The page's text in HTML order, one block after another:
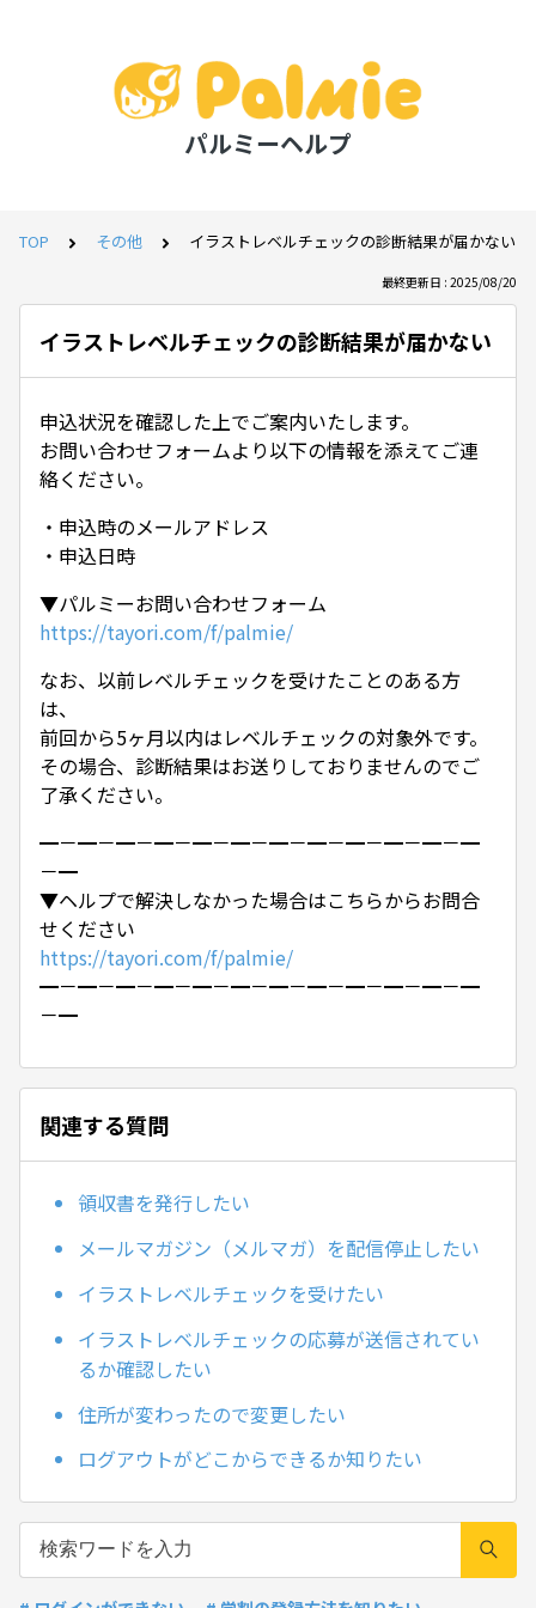
パルミーヘルプ
TOP その他 イラストレベルチェックの診断結果が届かない
最終更新日 : 2025/08/20
イラストレベルチェックの診断結果が届かない
申込状況を確認した上でご案内いたします。
お問い合わせフォームより以下の情報を添えてご連
絡ください。
・申込時のメールアドレス
・申込日時
▼パルミーお問い合わせフォーム
https://tayori.com/f/palmie/
なお、以前レベルチェックを受けたことのある方
は、
前回から5ヶ月以内はレベルチェックの対象外です。
その場合、診断結果はお送りしておりませんのでご
了承ください。
━－━－━－━－━－━－━－━－━－━－━－━
－━
▼ヘルプで解決しなかった場合はこちらからお問合
せください
https://tayori.com/f/palmie/
━－━－━－━－━－━－━－━－━－━－━－━
－━
関連する質問
領収書を発行したい
メールマガジン（メルマガ）を配信停止したい
イラストレベルチェックを受けたい
イラストレベルチェックの応募が送信されてい
るか確認したい
住所が変わったので変更したい
ログアウトがどこからできるか知りたい